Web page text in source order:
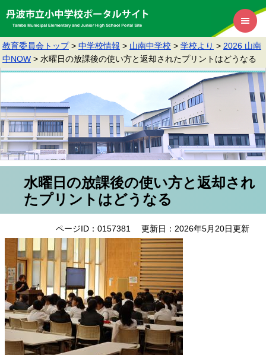
教育委員会トップ > 中学校情報 > 山南中学校 > 学校より > 2026 山南
中NOW > 水曜日の放課後の使い方と返却されたプリントはどうなる
水曜日の放課後の使い方と返却され
たプリントはどうなる
ページID：0157381 更新日：2026年5月20日更新